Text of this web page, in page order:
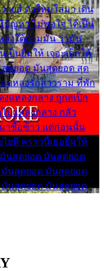
ายส์ ตัวใหม่ใส่มา เดิน
ปัญหา ไม่พอใจ ได้เป็น
ลงใต้ถามมัน ว่ามัน
ป็นยิ้มให้ เจอะเด็กใต้
สุดยอด มันสุดยอด สุด
บหลงรักสาวราม ที่พัก
งแหลงกลาง ถูกสเป็ก
ไปแหลงกลาง กลัว
มาซื้อข้าว แต่ก่อนนั้น
ไยดี คราวนี้เธอยิ้มให้
นสุดยอด มันสุดยอด
นสุดยอด มันสุดยอด
นสุดยอด มันสุดยอด